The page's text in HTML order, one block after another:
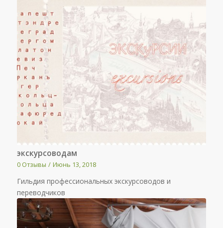
экскурсоводам
0 Отзывы / Июнь 13, 2018
Гильдия профессиональных экскурсоводов и
переводчиков